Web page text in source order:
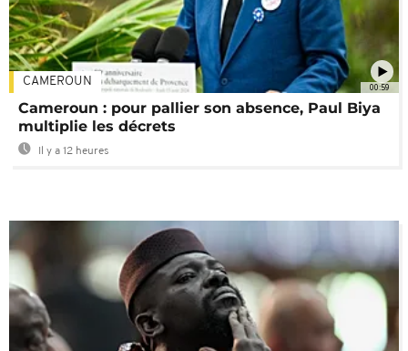
00:59
CAMEROUN
Cameroun : pour pallier son absence, Paul Biya
multiplie les décrets
Il y a 12 heures